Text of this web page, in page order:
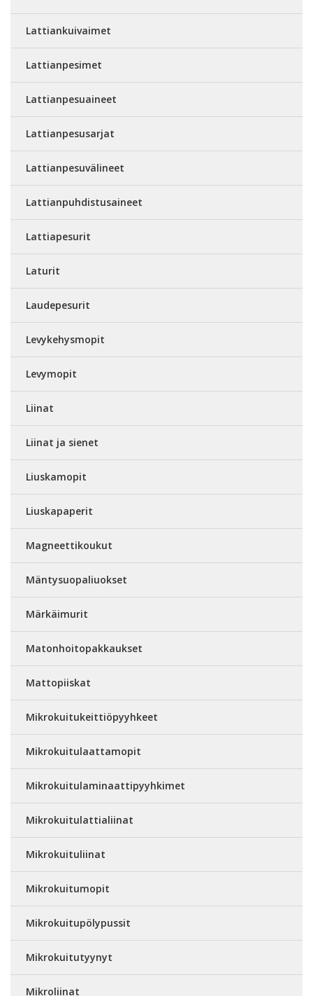
Lattiankuivaimet
Lattianpesimet
Lattianpesuaineet
Lattianpesusarjat
Lattianpesuvälineet
Lattianpuhdistusaineet
Lattiapesurit
Laturit
Laudepesurit
Levykehysmopit
Levymopit
Liinat
Liinat ja sienet
Liuskamopit
Liuskapaperit
Magneettikoukut
Mäntysuopaliuokset
Märkäimurit
Matonhoitopakkaukset
Mattopiiskat
Mikrokuitukeittiöpyyhkeet
Mikrokuitulaattamopit
Mikrokuitulaminaattipyyhkimet
Mikrokuitulattialiinat
Mikrokuituliinat
Mikrokuitumopit
Mikrokuitupölypussit
Mikrokuitutyynyt
Mikroliinat